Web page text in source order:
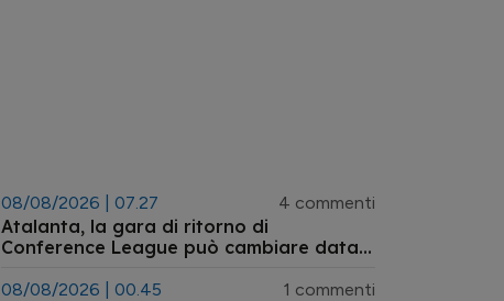
08/08/2026 | 07.27 4 commenti
Atalanta, la gara di ritorno di
Conference League può cambiare data:
agosto
08/08/2026 | 00.45 1 commenti